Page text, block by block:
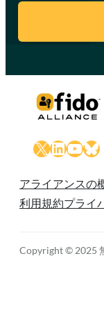
X LinkedIn
アライアンスの
利用規約プライ
Copyright © 2025